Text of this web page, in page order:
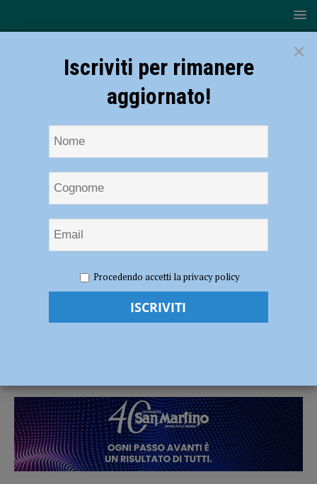
Festival Ricco di Talenti e Sorprese
Sanremo 2024: Un Festival Ricco di
×
Iscriviti per rimanere
aggiornato!
Procedendo accetti la privacy policy